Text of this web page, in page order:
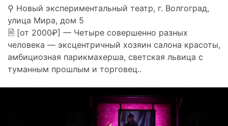
⚲ Новый экспериментальный театр, г. Волгоград,
улица Мира, дом 5
🗎 [от 2000₽] — Четыре совершенно разных
человека — эксцентричный хозяин салона красоты,
амбициозная парикмахерша, светская львица с
туманным прошлым и торговец..